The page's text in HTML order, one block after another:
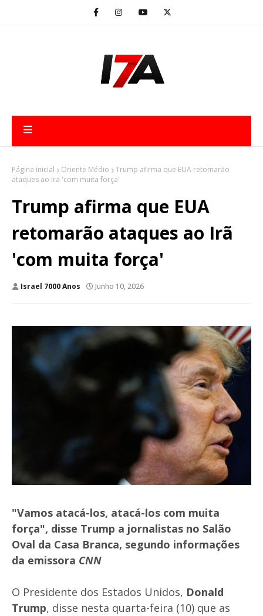
Página inicial Oriente Médio
Trump afirma que EUA retomarão
ataques ao Irã 'com muita força'
Trump afirma que EUA
retomarão ataques ao Irã
'com muita força'
Israel 7000 Anos Junho 10, 2026
"Vamos atacá-los, atacá-los com muita
força", disse Trump a jornalistas no Salão
Oval da Casa Branca, segundo informações
da emissora CNN
O Presidente dos Estados Unidos, Donald
Trump, disse nesta quarta-feira (10) que as